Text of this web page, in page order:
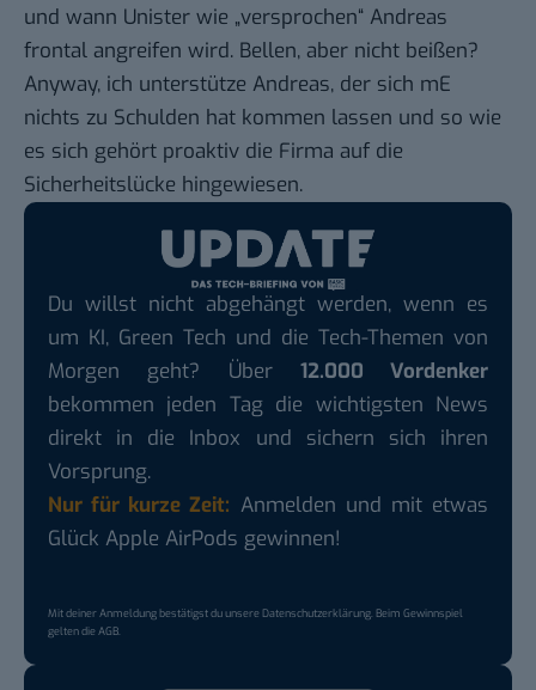
und wann Unister wie „versprochen“ Andreas
frontal angreifen wird. Bellen, aber nicht beißen?
Anyway, ich unterstütze Andreas, der sich mE
nichts zu Schulden hat kommen lassen und so wie
es sich gehört proaktiv die Firma auf die
Sicherheitslücke hingewiesen.
Du willst nicht abgehängt werden, wenn es
um KI, Green Tech und die Tech-Themen von
Morgen geht? Über 12.000 Vordenker
bekommen jeden Tag die wichtigsten News
direkt in die Inbox und sichern sich ihren
Vorsprung.
Nur für kurze Zeit: Anmelden und mit etwas
Glück Apple AirPods gewinnen!
Mit deiner Anmeldung bestätigst du unsereDatenschutzerklärung. Beim Gewinnspiel
gelten dieAGB.